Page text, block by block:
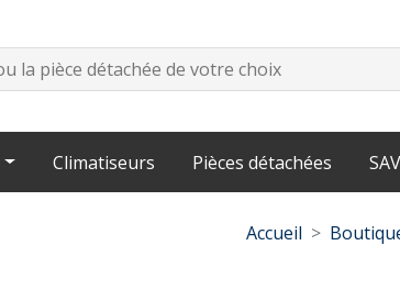
Climatiseurs Pièces détachées SAV
Accueil